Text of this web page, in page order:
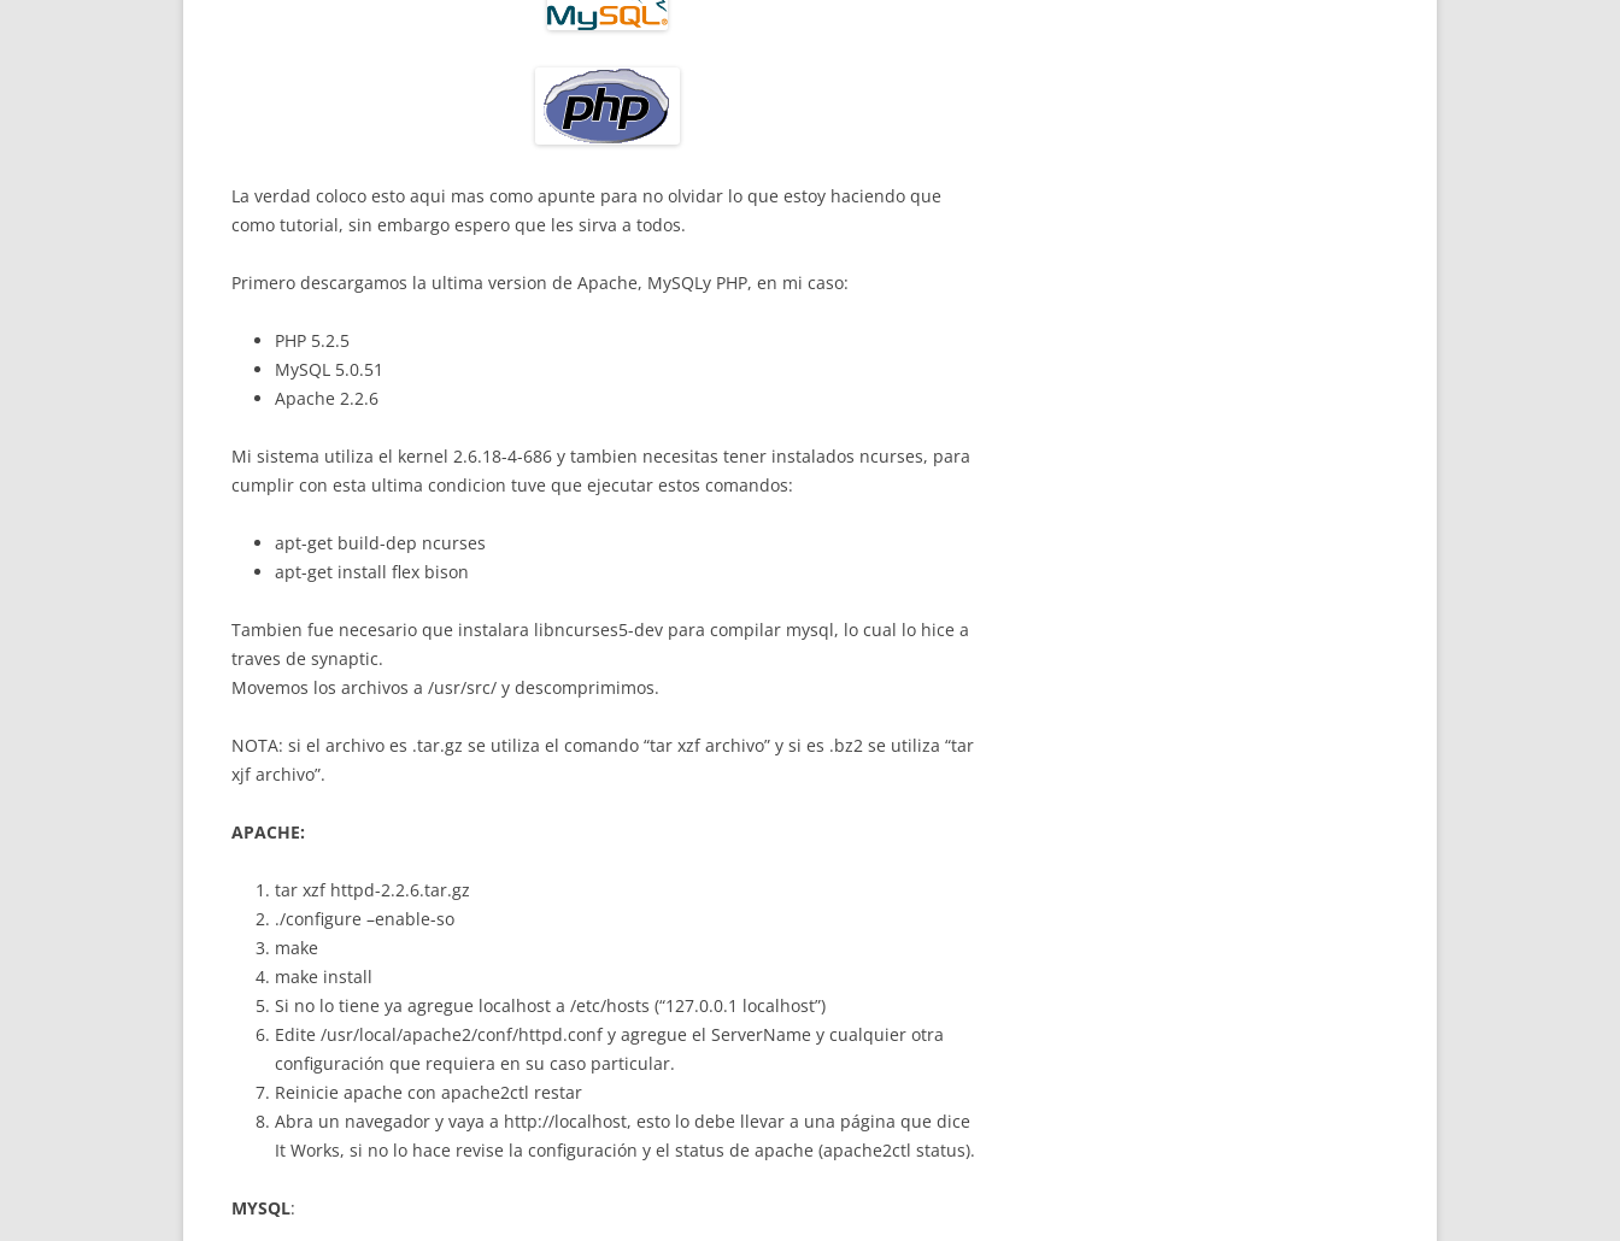
La verdad coloco esto aqui mas como apunte para no olvidar lo que estoy haciendo que
como tutorial, sin embargo espero que les sirva a todos.
Primero descargamos la ultima version de Apache, MySQLy PHP, en mi caso:
PHP 5.2.5
MySQL 5.0.51
Apache 2.2.6
Mi sistema utiliza el kernel 2.6.18-4-686 y tambien necesitas tener instalados ncurses, para
cumplir con esta ultima condicion tuve que ejecutar estos comandos:
apt-get build-dep ncurses
apt-get install flex bison
Tambien fue necesario que instalara libncurses5-dev para compilar mysql, lo cual lo hice a
traves de synaptic.
Movemos los archivos a /usr/src/ y descomprimimos.
NOTA: si el archivo es .tar.gz se utiliza el comando “tar xzf archivo” y si es .bz2 se utiliza “tar
xjf archivo”.
APACHE:
tar xzf httpd-2.2.6.tar.gz
./configure –enable-so
make
make install
Si no lo tiene ya agregue localhost a /etc/hosts (“127.0.0.1 localhost”)
Edite /usr/local/apache2/conf/httpd.conf y agregue el ServerName y cualquier otra
configuración que requiera en su caso particular.
Reinicie apache con apache2ctl restar
Abra un navegador y vaya a http://localhost, esto lo debe llevar a una página que dice
It Works, si no lo hace revise la configuración y el status de apache (apache2ctl status).
MYSQL: